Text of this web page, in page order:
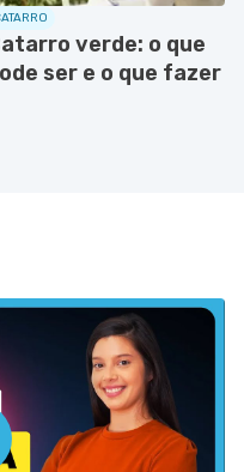
verde: o que
ser e o que fazer